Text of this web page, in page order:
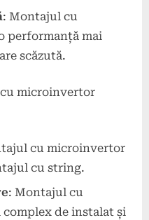
: Montajul cu
performanță mai
scăzută.
microinvertor
cu microinvertor
cu string.
: Montajul cu
de instalat și